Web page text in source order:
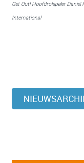
Get Out! Hoofdrolspeler
International